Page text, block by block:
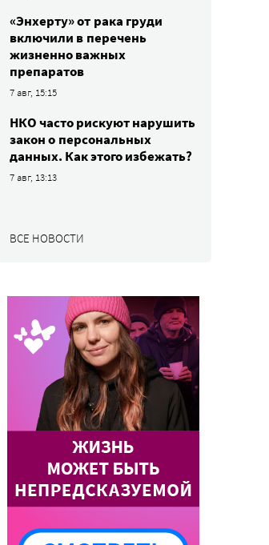
«Энхерту» от рака груди
включили в перечень
жизненно важных
препаратов
7 авг, 15:15
НКО часто рискуют нарушить
закон о персональных
данных. Как этого избежать?
7 авг, 13:13
ВСЕ НОВОСТИ